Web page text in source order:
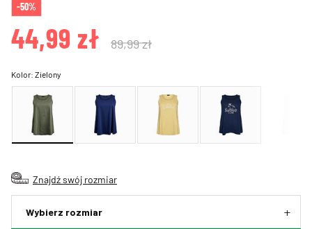
-50%
44,99 zł 89,99 zł
Kolor:Zielony
Znajdź swój rozmiar
Wybierz rozmiar